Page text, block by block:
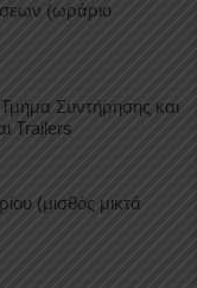
(ωράριο
Συντήρησης και
Trailers
(μισθός μικτά